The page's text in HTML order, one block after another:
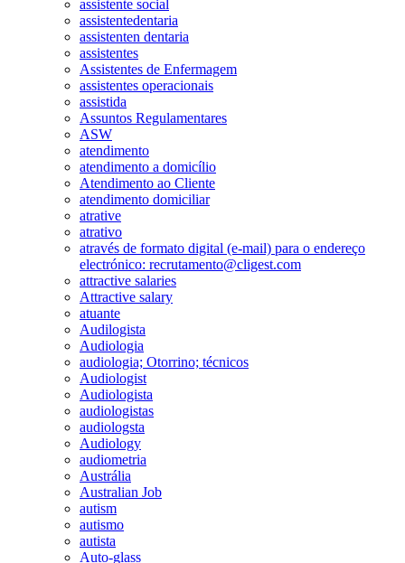
assistente social
assistentedentaria
assistenten dentaria
assistentes
Assistentes de Enfermagem
assistentes operacionais
assistida
Assuntos Regulamentares
ASW
atendimento
atendimento a domicílio
Atendimento ao Cliente
atendimento domiciliar
atrative
atrativo
através de formato digital (e-mail) para o endereço
electrónico: recrutamento@cligest.com
attractive salaries
Attractive salary
atuante
Audilogista
Audiologia
audiologia; Otorrino; técnicos
Audiologist
Audiologista
audiologistas
audiologsta
Audiology
audiometria
Austrália
Australian Job
autism
autismo
autista
Auto-glass